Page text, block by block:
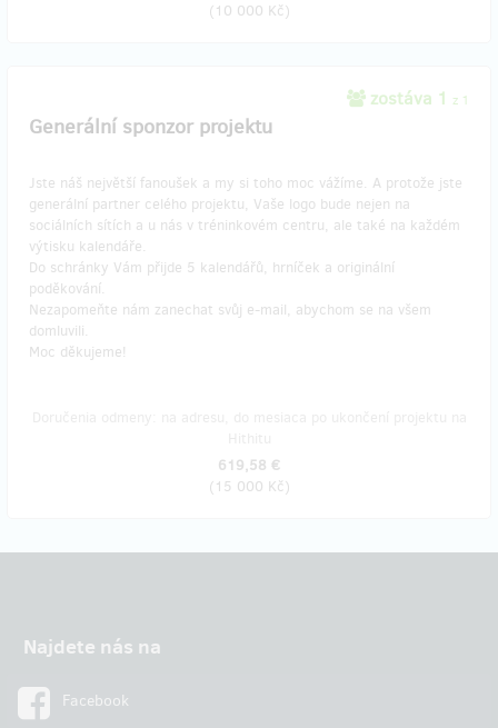
(10 000 Kč)
zostáva 1 z 1
Generální sponzor projektu
Jste náš největší fanoušek a my si toho moc vážíme. A protože jste
generální partner celého projektu, Vaše logo bude nejen na
sociálních sítích a u nás v tréninkovém centru, ale také na každém
výtisku kalendáře.
Do schránky Vám přijde 5 kalendářů, hrníček a originální
poděkování.
Nezapomeňte nám zanechat svůj e-mail, abychom se na všem
domluvili.
Moc děkujeme!
619,58 €
(15 000 Kč)
Najdete nás na
Facebook